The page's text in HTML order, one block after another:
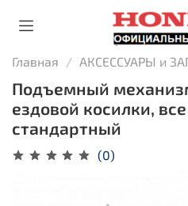
Главная АКСЕССУАРЫ и
Подъемный
ездовой косилки,
стандартный
(0)